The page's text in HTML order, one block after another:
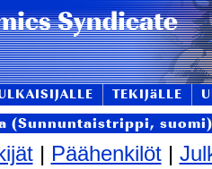
TEKIJäLLE
(Sunnuntaistrippi, suomi)
| Päähenkilöt|